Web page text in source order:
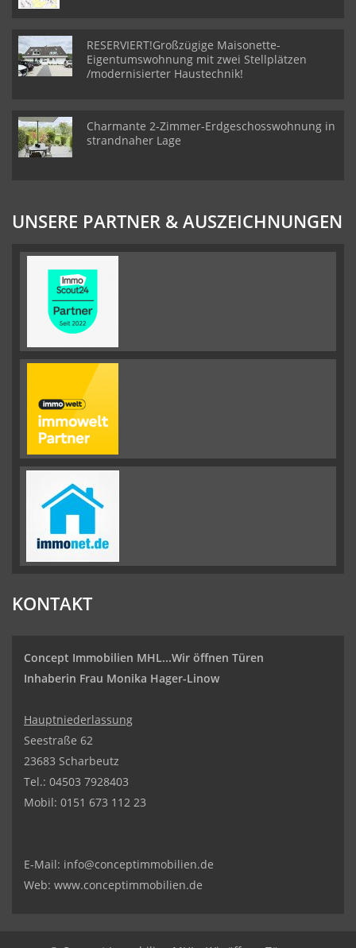
RESERVIERT!Großzügige Maisonette-
Eigentumswohnung mit zwei Stellplätzen
/modernisierter Haustechnik!
Charmante 2-Zimmer-Erdgeschosswohnung in
strandnaher Lage
UNSERE PARTNER & AUSZEICHNUNGEN
KONTAKT
Concept Immobilien MHL...Wir öffnen Türen
Inhaberin Frau Monika Hager-Linow
Hauptniederlassung
Seestraße 62
23683 Scharbeutz
Tel.: 04503 7928403
Mobil: 0151 673 112 23
E-Mail: info@conceptimmobilien.de
Web: www.conceptimmobilien.de